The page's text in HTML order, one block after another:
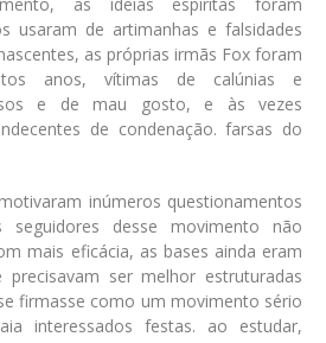
as ideias espíritas foram
usaram de artimanhas e falsidades
as próprias irmãs Fox foram
anos, vítimas de calúnias e
e de mau gosto, e às vezes
de condenação. farsas do
inúmeros questionamentos
desse movimento não
mais eficácia, as bases ainda eram
ser melhor estruturadas
firmasse como um movimento sério
interessados festas. ao estudar,